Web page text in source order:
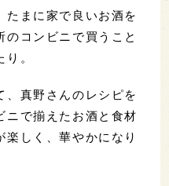
たまに家で良いお酒を
コンビニで買うこと
。
、真野さんのレシピを
ニで揃えたお酒と食材
楽しく、華やかになり